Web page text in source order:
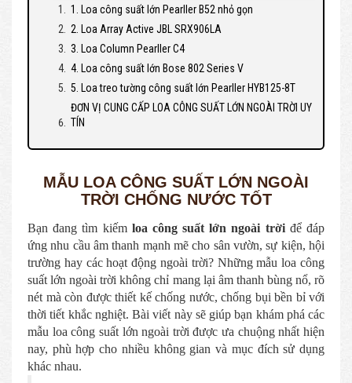
1. Loa công suất lớn Pearller B52 nhỏ gọn
2. Loa Array Active JBL SRX906LA
3. Loa Column Pearller C4
4. Loa công suất lớn Bose 802 Series V
5. Loa treo tường công suất lớn Pearller HYB125-8T
ĐƠN VỊ CUNG CẤP LOA CÔNG SUẤT LỚN NGOÀI TRỜI UY
TÍN
MẪU LOA CÔNG SUẤT LỚN NGOÀI
TRỜI CHỐNG NƯỚC TỐT
Bạn đang tìm kiếm loa công suất lớn ngoài trờiđể đáp
ứng nhu cầu âm thanh mạnh mẽ cho sân vườn, sự kiện, hội
trường hay các hoạt động ngoài trời? Những mẫu loa công
suất lớn ngoài trời không chỉ mang lại âm thanh bùng nổ, rõ
nét mà còn được thiết kế chống nước, chống bụi bền bỉ với
thời tiết khắc nghiệt. Bài viết này sẽ giúp bạn khám phá các
mẫu loa công suất lớn ngoài trời được ưa chuộng nhất hiện
nay, phù hợp cho nhiều không gian và mục đích sử dụng
khác nhau.